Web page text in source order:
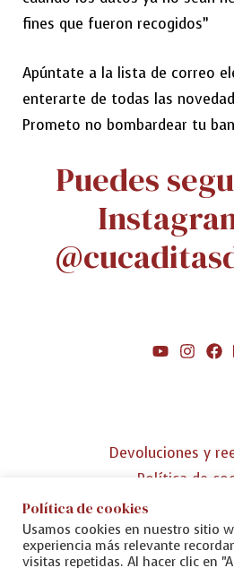
fines que fueron recogidos”
Apúntate a la lista de correo
enterarte de todas las
Prometo no bombardear tu
Puedes
Devoluciones y
Política de
Política de
Aviso
Política de cookies
Usamos cookies en nuestro sitio
experiencia más relevante
visitas repetidas. Al hacer clic en